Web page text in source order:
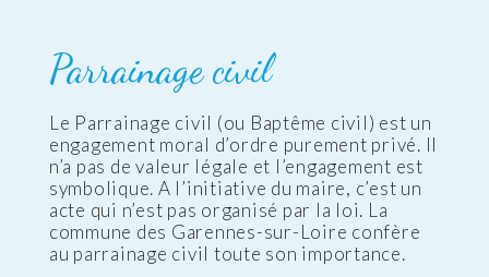
Parrainage civil
Le Parrainage civil (ou Baptême civil) est un
engagement moral d’ordre purement privé. Il
n’a pas de valeur légale et l’engagement est
symbolique. A l’initiative du maire, c’est un
acte qui n’est pas organisé par la loi. La
commune des Garennes-sur-Loire confère
au parrainage civil toute son importance.